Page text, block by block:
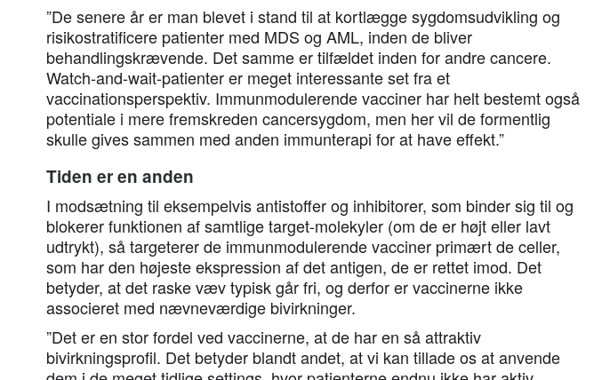
”De senere år er man blevet i stand til at kortlægge sygdomsudvikling og
risikostratificere patienter med MDS og AML, inden de bliver
behandlingskrævende. Det samme er tilfældet inden for andre cancere.
Watch-and-wait-patienter er meget interessante set fra et
vaccinationsperspektiv. Immunmodulerende vacciner har helt bestemt også
potentiale i mere fremskreden cancersygdom, men her vil de formentlig
skulle gives sammen med anden immunterapi for at have effekt.”
Tiden er en anden
I modsætning til eksempelvis antistoffer og inhibitorer, som binder sig til og
blokerer funktionen af samtlige target-molekyler (om de er højt eller lavt
udtrykt), så targeterer de immunmodulerende vacciner primært de celler,
som har den højeste ekspression af det antigen, de er rettet imod. Det
betyder, at det raske væv typisk går fri, og derfor er vaccinerne ikke
associeret med nævneværdige bivirkninger.
”Det er en stor fordel ved vaccinerne, at de har en så attraktiv
bivirkningsprofil. Det betyder blandt andet, at vi kan tillade os at anvende